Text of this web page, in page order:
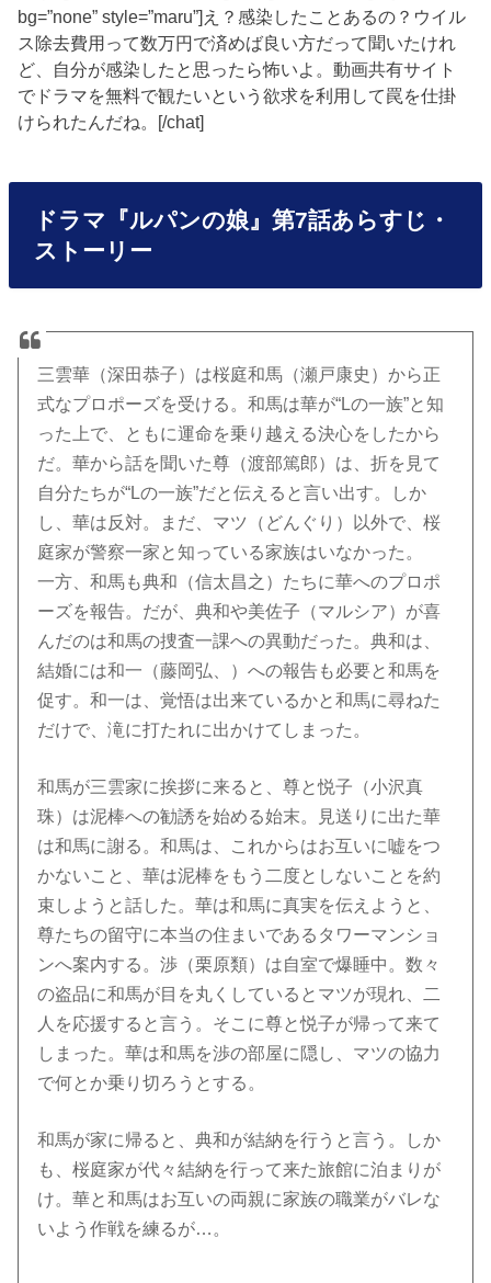
bg=”none” style=”maru”]え？感染したことあるの？ウイル
ス除去費用って数万円で済めば良い方だって聞いたけれ
ど、自分が感染したと思ったら怖いよ。動画共有サイト
でドラマを無料で観たいという欲求を利用して罠を仕掛
けられたんだね。[/chat]
ドラマ『ルパンの娘』第7話あらすじ・
ストーリー
三雲華（深田恭子）は桜庭和馬（瀬戸康史）から正
式なプロポーズを受ける。和馬は華が“Lの一族”と知
った上で、ともに運命を乗り越える決心をしたから
だ。華から話を聞いた尊（渡部篤郎）は、折を見て
自分たちが“Lの一族”だと伝えると言い出す。しか
し、華は反対。まだ、マツ（どんぐり）以外で、桜
庭家が警察一家と知っている家族はいなかった。
一方、和馬も典和（信太昌之）たちに華へのプロポ
ーズを報告。だが、典和や美佐子（マルシア）が喜
んだのは和馬の捜査一課への異動だった。典和は、
結婚には和一（藤岡弘、）への報告も必要と和馬を
促す。和一は、覚悟は出来ているかと和馬に尋ねた
だけで、滝に打たれに出かけてしまった。
和馬が三雲家に挨拶に来ると、尊と悦子（小沢真
珠）は泥棒への勧誘を始める始末。見送りに出た華
は和馬に謝る。和馬は、これからはお互いに嘘をつ
かないこと、華は泥棒をもう二度としないことを約
束しようと話した。華は和馬に真実を伝えようと、
尊たちの留守に本当の住まいであるタワーマンショ
ンへ案内する。渉（栗原類）は自室で爆睡中。数々
の盗品に和馬が目を丸くしているとマツが現れ、二
人を応援すると言う。そこに尊と悦子が帰って来て
しまった。華は和馬を渉の部屋に隠し、マツの協力
で何とか乗り切ろうとする。
和馬が家に帰ると、典和が結納を行うと言う。しか
も、桜庭家が代々結納を行って来た旅館に泊まりが
け。華と和馬はお互いの両親に家族の職業がバレな
いよう作戦を練るが…。